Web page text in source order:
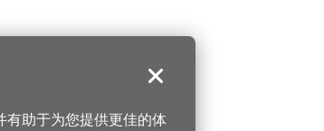
关闭
助于为您提供更佳的体